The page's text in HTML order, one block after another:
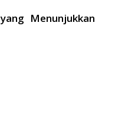
Menunjukkan